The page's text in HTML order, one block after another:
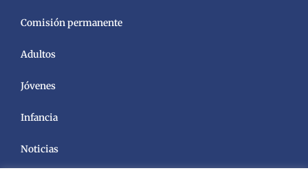
Comisión permanente
Adultos
Jóvenes
Infancia
Noticias